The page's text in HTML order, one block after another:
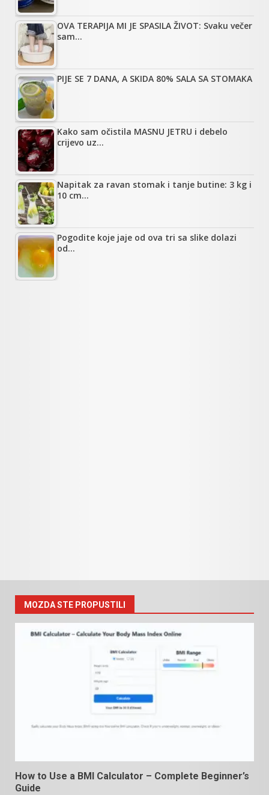
OVA TERAPIJA MI JE SPASILA ŽIVOT: Svaku večer
sam…
PIJE SE 7 DANA, A SKIDA 80% SALA SA STOMAKA
Kako sam očistila MASNU JETRU i debelo
crijevo uz…
Napitak za ravan stomak i tanje butine: 3 kg i
10 cm…
Pogodite koje jaje od ova tri sa slike dolazi
od…
MOZDA STE PROPUSTILI
How to Use a BMI Calculator – Complete Beginner’s
Guide